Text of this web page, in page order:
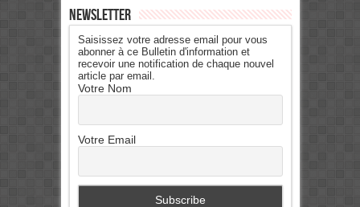
Newsletter
Saisissez votre adresse email pour vous
abonner à ce Bulletin d'information et
recevoir une notification de chaque nouvel
article par email.
Votre Nom
Votre Email